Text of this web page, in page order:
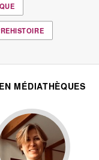
MÉDIATHÈQUES